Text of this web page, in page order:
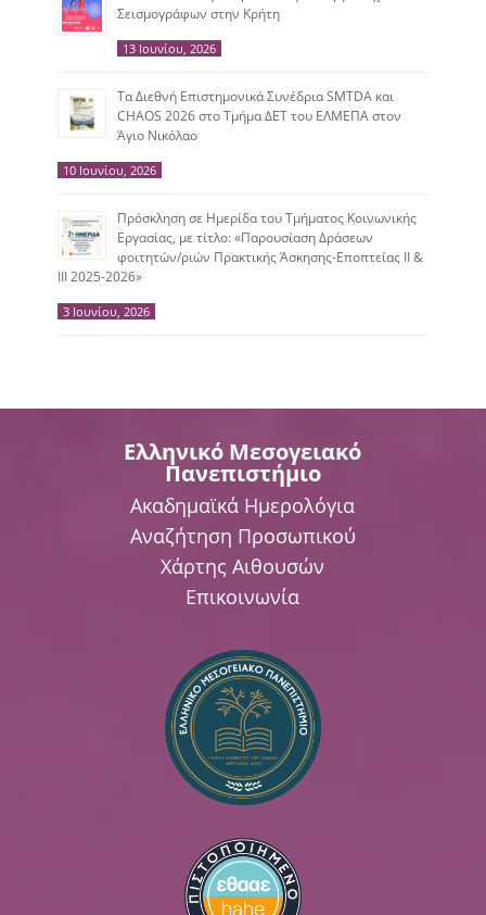
Σεισμογράφων στην Κρήτη
13 Ιουνίου, 2026
Tα Διεθνή Επιστημονικά Συνέδρια SMTDA και
CHAOS 2026 στο Τμήμα ΔΕΤ του ΕΛΜΕΠΑ στον
Άγιο Νικόλαο
10 Ιουνίου, 2026
Πρόσκληση σε Ημερίδα του Τμήματος Κοινωνικής
Εργασίας, με τίτλο: «Παρουσίαση Δράσεων
φοιτητών/ριών Πρακτικής Άσκησης-Εποπτείας ΙΙ &
ΙΙΙ 2025-2026»
3 Ιουνίου, 2026
Ελληνικό Μεσογειακό
Πανεπιστήμιο
Ακαδημαϊκά Ημερολόγια
Αναζήτηση Προσωπικού
Χάρτης Αιθουσών
Επικοινωνία